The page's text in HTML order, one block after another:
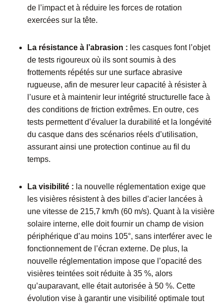
de l’impact et à réduire les forces de rotation
exercées sur la tête.
La résistance à l’abrasion : les casques font l’objet
de tests rigoureux où ils sont soumis à des
frottements répétés sur une surface abrasive
rugueuse, afin de mesurer leur capacité à résister à
l’usure et à maintenir leur intégrité structurelle face à
des conditions de friction extrêmes. En outre, ces
tests permettent d’évaluer la durabilité et la longévité
du casque dans des scénarios réels d’utilisation,
assurant ainsi une protection continue au fil du
temps.
La visibilité : la nouvelle réglementation exige que
les visières résistent à des billes d’acier lancées à
une vitesse de 215,7 km/h (60 m/s). Quant à la visière
solaire interne, elle doit fournir un champ de vision
périphérique d’au moins 105°, sans interférer avec le
fonctionnement de l’écran externe. De plus, la
nouvelle réglementation impose que l’opacité des
visières teintées soit réduite à 35 %, alors
qu’auparavant, elle était autorisée à 50 %. Cette
évolution vise à garantir une visibilité optimale tout